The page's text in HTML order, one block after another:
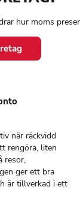
själv sköta
när räckvidd
rengöra, liten
resor,
ger ett bra
är tillverkad i ett
hur moms